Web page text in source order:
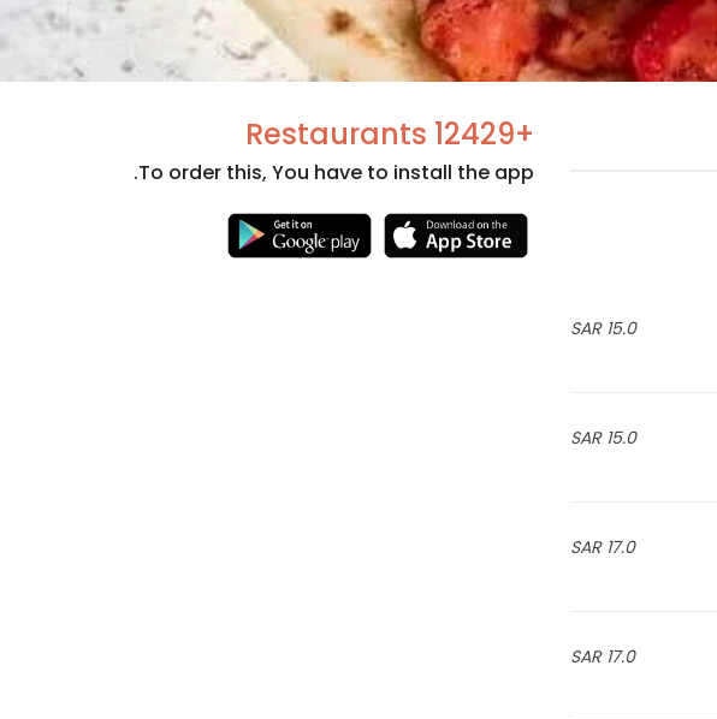
15.0 SAR
15.0 SAR
17.0 SAR
17.0 SAR
+12429 Restaurants
To order this, You have to install the app.